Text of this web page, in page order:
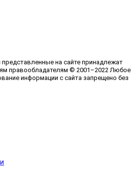
на сайте принадлежат
правообладателям © 2001–2022 Любое
информации с сайта запрещено без